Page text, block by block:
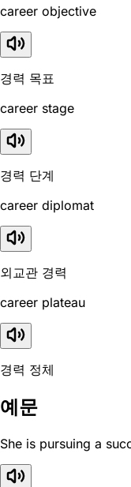
career objective
경력 목표
career stage
경력 단계
career diplomat
외교관 경력
career plateau
경력 정체
예문
She is pursuing a